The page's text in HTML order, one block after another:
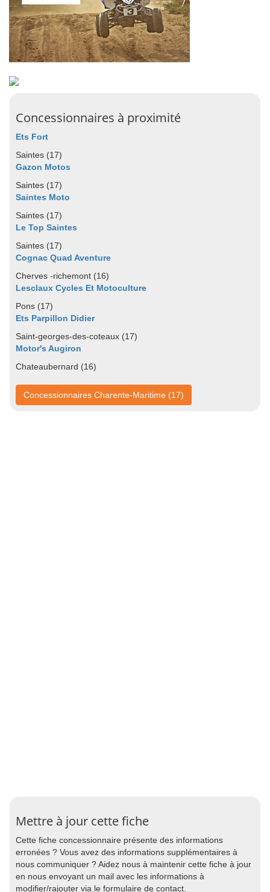
Concessionnaires à proximité
Ets Fort
Saintes (17)
Gazon Motos
Saintes (17)
Saintes Moto
Saintes (17)
Le Top Saintes
Saintes (17)
Cognac Quad Aventure
Cherves -richemont (16)
Lesclaux Cycles Et Motoculture
Pons (17)
Ets Parpillon Didier
Saint-georges-des-coteaux (17)
Motor's Augiron
Chateaubernard (16)
Concessionnaires Charente-Maritime (17)
Mettre à jour cette fiche
Cette fiche concessionnaire présente des informations
erronées ? Vous avez des informations supplémentaires à
nous communiquer ? Aidez nous à maintenir cette fiche à jour
en nous envoyant un mail avec les informations à
modifier/rajouter via le formulaire de contact.